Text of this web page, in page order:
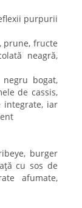
purpurii
prune, fructe
neagră,
bogat,
de cassis,
integrate, iar
burger
cu sos de
afumate,